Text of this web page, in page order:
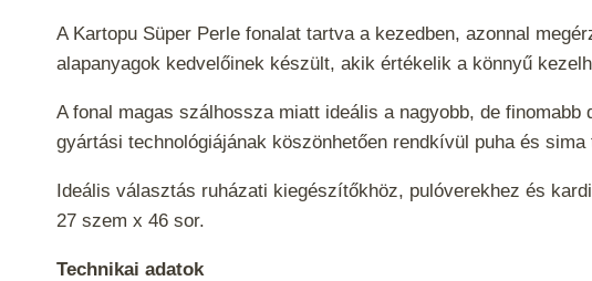
A Kartopu Süper Perle fonalat tartva a kezedben, azonnal
alapanyagok kedvelőinek készült, akik értékelik a könnyű
A fonal magas szálhossza miatt ideális a nagyobb, de
gyártási technológiájának köszönhetően rendkívül puha és
Ideális választás ruházati kiegészítőkhöz, pulóverekhez és
27 szem x 46 sor.
Technikai adatok